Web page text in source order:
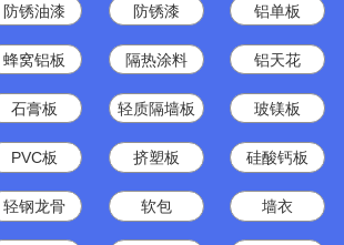
防锈油漆 防锈漆 铝单板
蜂窝铝板 隔热涂料 铝天花
石膏板 轻质隔墙板 玻镁板
PVC板 挤塑板 硅酸钙板
轻钢龙骨 软包 墙衣